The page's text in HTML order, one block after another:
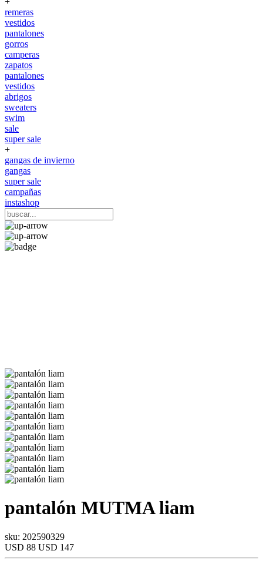
remeras
vestidos
pantalones
gorros
camperas
zapatos
pantalones
vestidos
abrigos
sweaters
swim
sale
super sale
+
gangas de invierno
gangas
super sale
campañas
instashop
pantalón MUTMAliam
sku: 202590329
USD 88 USD 147